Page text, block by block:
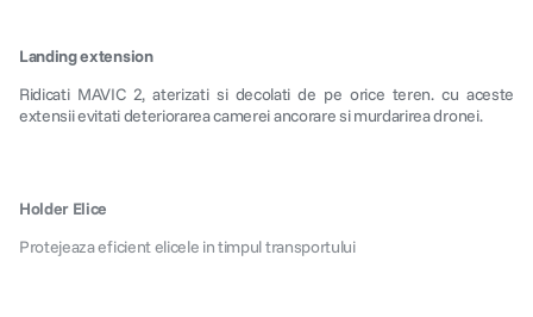
Landing extension
Ridicati MAVIC 2, aterizati si decolati de pe orice teren. cu aceste
extensii evitati deteriorarea camerei ancorare si murdarirea dronei.
Holder Elice
Protejeaza eficient elicele in timpul transportului